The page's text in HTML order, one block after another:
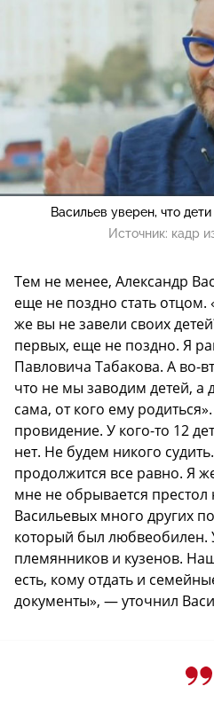
Васильев уверен, что
Источник: кадр
Тем не менее, Александр
еще не поздно стать отцом.
же вы не завели своих
первых, еще не поздно. Я
Павловича Табакова. А во-
что не мы заводим детей, а
сама, от кого ему
провидение. У кого-то 12
нет. Не будем никого
продолжится все равно. Я
мне не обрывается престол
Васильевых много других
который был любвеобилен.
племянников и кузенов.
есть, кому отдать и
документы», — уточнил